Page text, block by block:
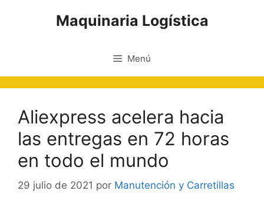
Maquinaria Logística
Menú
Aliexpress acelera hacia
las entregas en 72 horas
en todo el mundo
29 julio de 2021 por Manutención y Carretillas